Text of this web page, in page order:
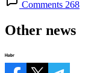
Comments 268
Other news